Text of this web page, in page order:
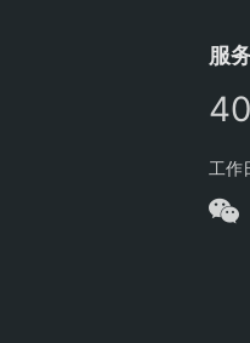
服
工作